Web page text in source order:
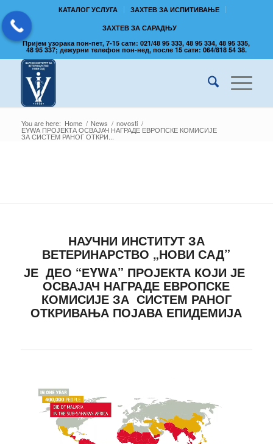
КАТАЛОГ УСЛУГА
ЗАХТЕВ ЗА ИСПИТИВАЊЕ
ЗАХТЕВ ЗА САРАДЊУ
Пријем узорака пон-пет, 7-15 сати: 021/48 95 333, 48 95 334, 48 95 335,
48 95 337; дежурни телефон пон-нед, после 15 сати: 064/818 54 38.
You are here: Home / News / novosti /
ЕYWА ПРОЈЕКТА ОСВАЈАЧ НАГРАДЕ ЕВРОПСКЕ КОМИСИЈЕ
ЗА СИСТЕМ РАНОГ ОТКРИ...
НАУЧНИ ИНСТИТУТ ЗА
ВЕТЕРИНАРСТВО „НОВИ САД”
ЈЕ ДЕО “ЕYWА” ПРОЈЕКТА КОЈИ ЈЕ
ОСВАЈАЧ НАГРАДЕ ЕВРОПСКЕ
КОМИСИЈЕ ЗА СИСТЕМ РАНОГ
ОТКРИВАЊА ПОЈАВА ЕПИДЕМИЈА